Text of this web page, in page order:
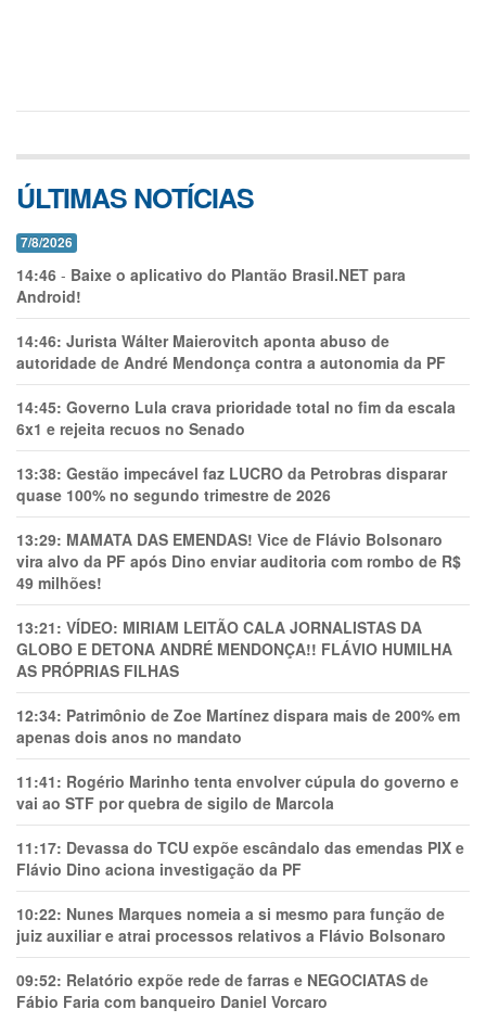
ÚLTIMAS NOTÍCIAS
7/8/2026
14:46 - Baixe o aplicativo do Plantão Brasil.NET para
Android!
14:46: Jurista Wálter Maierovitch aponta abuso de
autoridade de André Mendonça contra a autonomia da PF
14:45: Governo Lula crava prioridade total no fim da escala
6x1 e rejeita recuos no Senado
13:38: Gestão impecável faz LUCRO da Petrobras disparar
quase 100% no segundo trimestre de 2026
13:29: MAMATA DAS EMENDAS! Vice de Flávio Bolsonaro
vira alvo da PF após Dino enviar auditoria com rombo de R$
49 milhões!
13:21: VÍDEO: MIRIAM LEITÃO CALA JORNALISTAS DA
GLOBO E DETONA ANDRÉ MENDONÇA!! FLÁVIO HUMILHA
AS PRÓPRIAS FILHAS
12:34: Patrimônio de Zoe Martínez dispara mais de 200% em
apenas dois anos no mandato
11:41: Rogério Marinho tenta envolver cúpula do governo e
vai ao STF por quebra de sigilo de Marcola
11:17: Devassa do TCU expõe escândalo das emendas PIX e
Flávio Dino aciona investigação da PF
10:22: Nunes Marques nomeia a si mesmo para função de
juiz auxiliar e atrai processos relativos a Flávio Bolsonaro
09:52: Relatório expõe rede de farras e NEGOCIATAS de
Fábio Faria com banqueiro Daniel Vorcaro